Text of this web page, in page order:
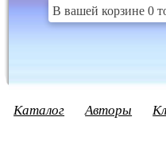
В вашей корзине 0
Каталог Авторы